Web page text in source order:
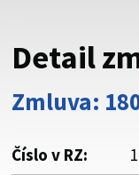
Buďte pozorní a
cez zabezpečenú
vždy začína https://
Detail
Zmluva:
Číslo v RZ: